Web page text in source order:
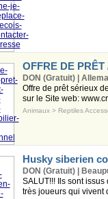
OFFRE DE
DON (Gratuit) |
Offre de prêt sérieux
sur le Site web:
Animaux> Reptiles
Husky siberien
DON (Gratuit) |
SALUT!!! Ils sont
très joueurs qui vivent